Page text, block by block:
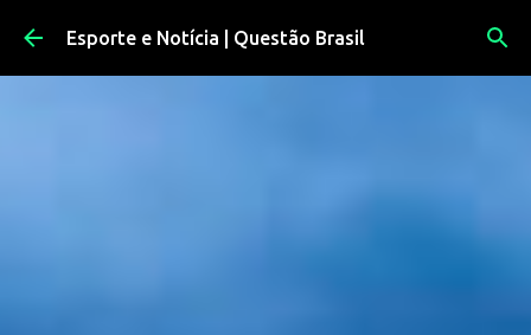
Pular para o conteúdo principal
Esporte e Notícia | Questão Brasil